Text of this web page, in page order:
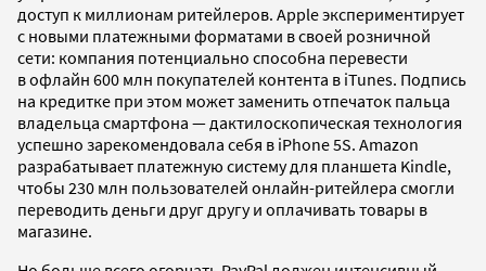
доступ к миллионам ритейлеров. Apple экспериментирует
с новыми платежными форматами в своей розничной
сети: компания потенциально способна перевести
в офлайн 600 млн покупателей контента в iTunes. Подпись
на кредитке при этом может заменить отпечаток пальца
владельца смартфона — дактилоскопическая технология
успешно зарекомендовала себя в iPhone 5S. Amazon
разрабатывает платежную систему для планшета Kindle,
чтобы 230 млн пользователей онлайн-ритейлера смогли
переводить деньги друг другу и оплачивать товары в
магазине.